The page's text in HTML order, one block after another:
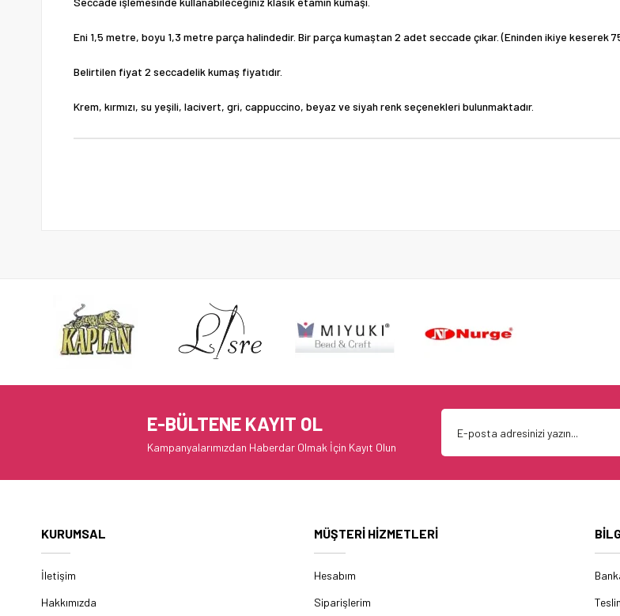
Eni 1,5 metre, boyu 1,3 metre parça halindedir. Bir parça kumaştan 2 adet seccade çıkar. (Eninden ikiye keserek 75
Belirtilen fiyat 2 seccadelik kumaş fiyatıdır.
Krem, kırmızı, su yeşili, lacivert, gri, cappuccino, beyaz ve siyah renk seçenekleri bulunmaktadır.
E-BÜLTENE KAYIT OL
Kampanyalarımızdan Haberdar Olmak İçin Kayıt Olun
KURUMSAL
İletişim
Hakkımızda
MÜŞTERİ HİZMETLERİ
Hesabım
Siparişlerim